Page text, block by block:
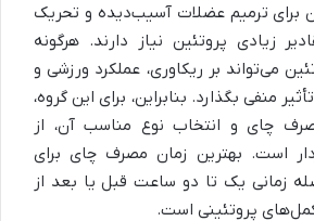
برای ترمیم عضلات آسیب‌دیده و تحریک
زیادی پروتئین نیاز دارند. هرگونه
می‌تواند بر ریکاوری، عملکرد ورزشی و
منفی بگذارد. بنابراین، برای این گروه،
چای و انتخاب نوع مناسب آن، از
است. بهترین زمان مصرف چای برای
زمانی یک تا دو ساعت قبل یا بعد از
پروتئینی است.